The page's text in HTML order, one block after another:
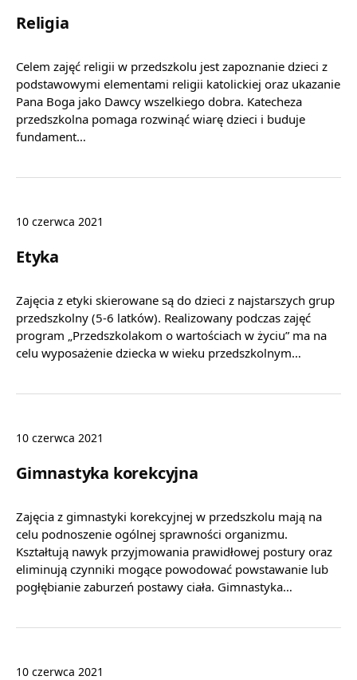
Religia
Celem zajęć religii w przedszkolu jest zapoznanie dzieci z
podstawowymi elementami religii katolickiej oraz ukazanie
Pana Boga jako Dawcy wszelkiego dobra. Katecheza
przedszkolna pomaga rozwinąć wiarę dzieci i buduje
fundament…
10 czerwca 2021
Etyka
Zajęcia z etyki skierowane są do dzieci z najstarszych grup
przedszkolny (5-6 latków). Realizowany podczas zajęć
program „Przedszkolakom o wartościach w życiu” ma na
celu wyposażenie dziecka w wieku przedszkolnym…
10 czerwca 2021
Gimnastyka korekcyjna
Zajęcia z gimnastyki korekcyjnej w przedszkolu mają na
celu podnoszenie ogólnej sprawności organizmu.
Kształtują nawyk przyjmowania prawidłowej postury oraz
eliminują czynniki mogące powodować powstawanie lub
pogłębianie zaburzeń postawy ciała. Gimnastyka…
10 czerwca 2021